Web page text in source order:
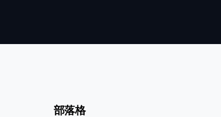
部落格